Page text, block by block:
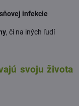
infekcie
, či na iných ľudí
svoju života